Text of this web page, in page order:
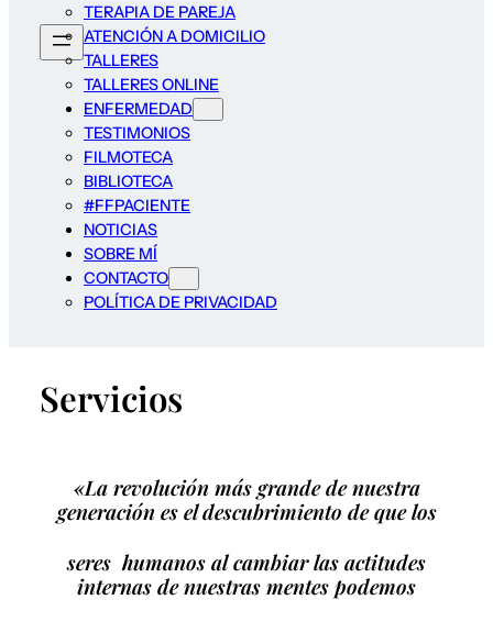
TERAPIA DE PAREJA
ATENCIÓN A DOMICILIO
TALLERES
TALLERES ONLINE
ENFERMEDAD
TESTIMONIOS
FILMOTECA
BIBLIOTECA
#FFPACIENTE
NOTICIAS
SOBRE MÍ
CONTACTO
POLÍTICA DE PRIVACIDAD
Servicios
«La revolución más grande de nuestra
generación es el descubrimiento de que los
sereshumanos alcambiar las actitudes
internas de nuestras mentes podemos